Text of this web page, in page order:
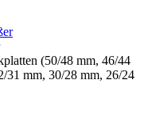
(50/48 mm, 46/44
31 mm, 30/28 mm, 26/24